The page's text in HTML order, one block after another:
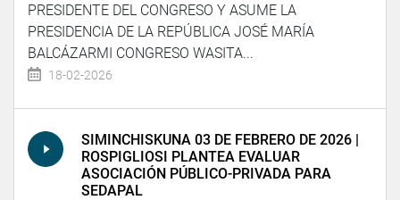
PRESIDENTE DEL CONGRESO Y ASUME LA
PRESIDENCIA DE LA REPÚBLICA JOSÉ MARÍA
BALCÁZARMI CONGRESO WASITA...
18-02-2026
SIMINCHISKUNA 03 DE FEBRERO DE 2026 |
ROSPIGLIOSI PLANTEA EVALUAR
ASOCIACIÓN PÚBLICO-PRIVADA PARA
SEDAPAL